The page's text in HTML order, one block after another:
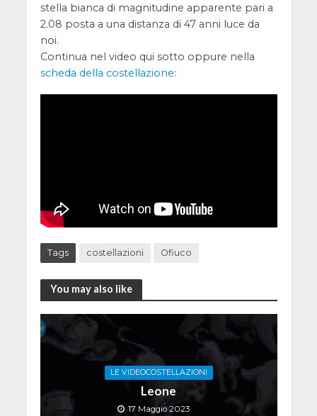
stella bianca di magnitudine apparente pari a
2.08 posta a una distanza di 47 anni luce da
noi.
Continua nel video qui sotto oppure nella
scheda della costellazione:
Tags costellazioni Ofiuco
You may also like
LE VIDEOCOSTELLAZIONI
Leone
17 Maggio 2023